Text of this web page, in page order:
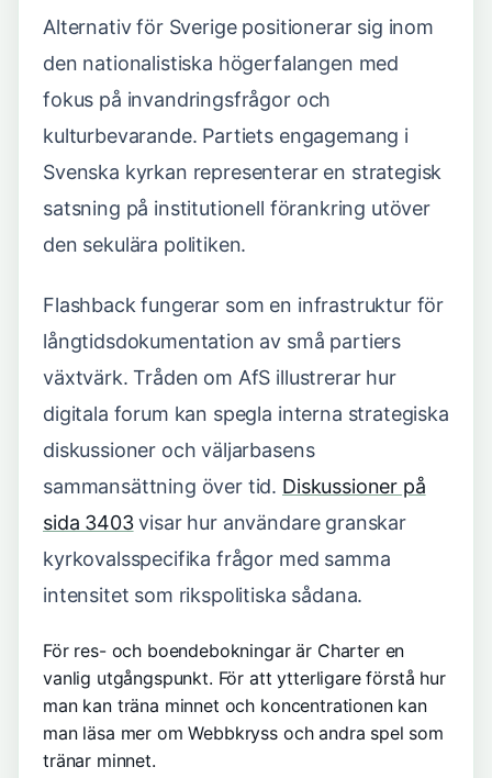
Alternativ för Sverige positionerar sig inom
den nationalistiska högerfalangen med
fokus på invandringsfrågor och
kulturbevarande. Partiets engagemang i
Svenska kyrkan representerar en strategisk
satsning på institutionell förankring utöver
den sekulära politiken.
Flashback fungerar som en infrastruktur för
långtidsdokumentation av små partiers
växtvärk. Tråden om AfS illustrerar hur
digitala forum kan spegla interna strategiska
diskussioner och väljarbasens
sammansättning över tid. Diskussioner på
sida 3403visar hur användare granskar
kyrkovalsspecifika frågor med samma
intensitet som rikspolitiska sådana.
För res- och boendebokningar är Charteren
vanlig utgångspunkt. För att ytterligare förstå hur
man kan träna minnet och koncentrationen kan
man läsa mer omWebbkryss och andra spel som
tränar minnet.